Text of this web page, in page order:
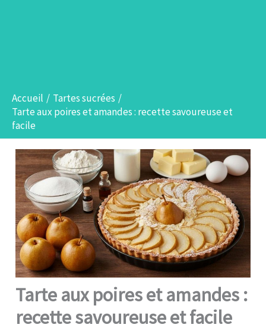
Accueil
Tartes sucrées
Tarte aux poires et amandes : recette savoureuse et
facile
Tarte aux poires et amandes :
recette savoureuse et facile